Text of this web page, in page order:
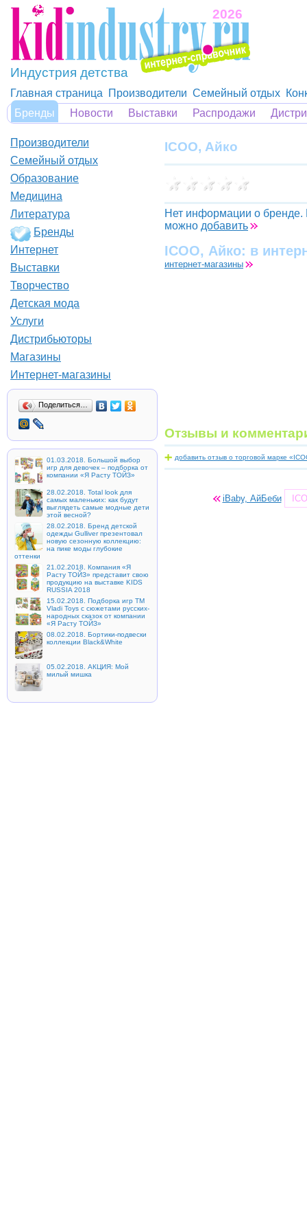
2026
Индустрия детства
Главная страница Производители Семейный отдых
Бренды
Новости Выставки Распродажи
Производители
Семейный отдых
Образование
Медицина
Литература
Бренды
Интернет
Выставки
Творчество
Детская мода
Услуги
Дистрибьюторы
Магазины
Интернет-магазины
Поделиться…
01.03.2018. Большой выбор
игр для девочек – подборка от
компании «Я Расту ТОЙЗ»
28.02.2018. Total look для
самых маленьких: как будут
выглядеть самые модные дети
этой весной?
28.02.2018. Бренд детской
одежды Gulliver презентовал
новую сезонную коллекцию:
на пике моды глубокие
оттенки
21.02.2018. Компания «Я
Расту ТОЙЗ» представит свою
продукцию на выставке KIDS
RUSSIA 2018
15.02.2018. Подборка игр ТМ
Vladi Toys с сюжетами русских-
народных сказок от компании
«Я Расту ТОЙЗ»
08.02.2018. Бортики-подвески
коллекции Black&White
05.02.2018. АКЦИЯ: Мой
милый мишка
ICOO, Айко
Нет информации о
можно добавить
ICOO, Айко: в
интернет-магазины
Отзывы и
добавить отзыв о торговой марке
iBaby, АйБеби